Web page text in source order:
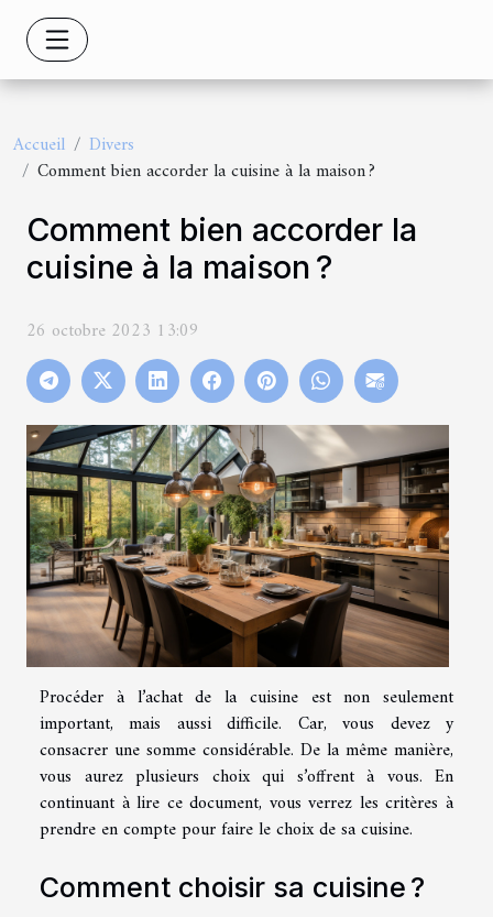
Accueil
Divers
Comment bien accorder la cuisine à la maison ?
Comment bien accorder la
cuisine à la maison ?
26 octobre 2023 13:09
Procéder à l’achat de la cuisine est non seulement
important, mais aussi difficile. Car, vous devez y
consacrer une somme considérable. De la même manière,
vous aurez plusieurs choix qui s’offrent à vous. En
continuant à lire ce document, vous verrez les critères à
prendre en compte pour faire le choix de sa cuisine.
Comment choisir sa cuisine ?